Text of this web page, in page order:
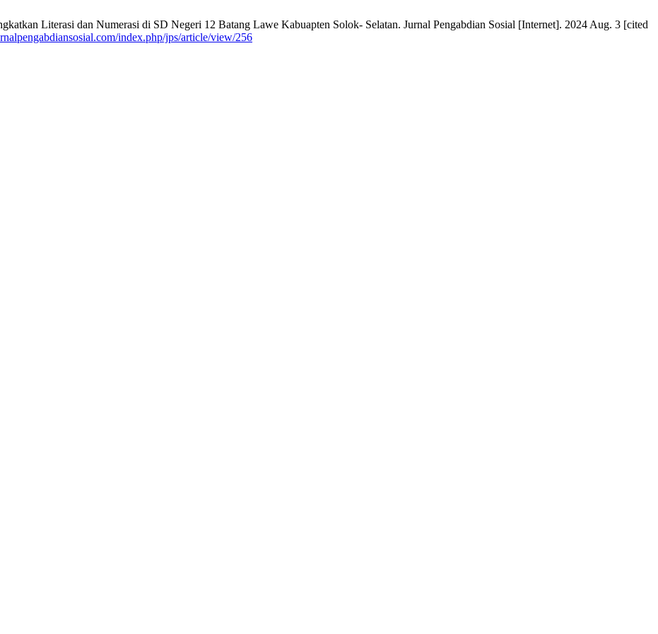
Literasi dan Numerasi di SD Negeri 12 Batang Lawe Kabuapten Solok- Selatan. Jurnal Pengabdian Sosial [Internet]. 2024 Aug. 3 [cited
index.php/jps/article/view/256